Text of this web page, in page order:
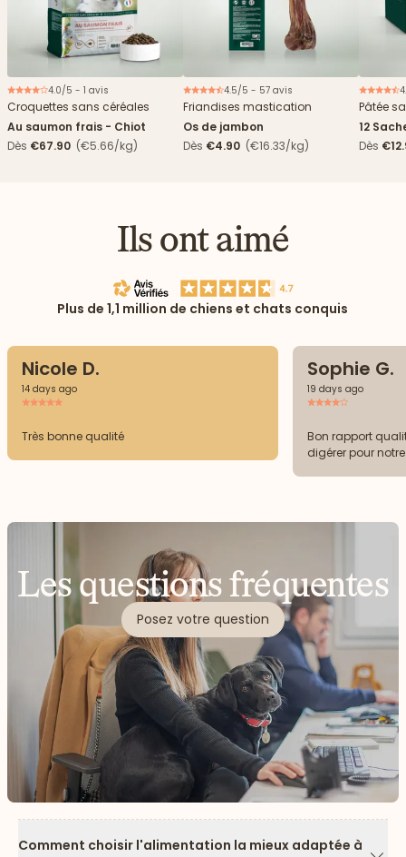
4.0/5 - 1 avis
Croquettes sans céréales
Au saumon frais - Chiot
Dès €67.90 (€5.66/kg)
4.5/5 - 57 avis
Friandises mastication
Os de jambon
Dès €4.90 (€16.33/kg)
Pâtée
12
Dès
Ils ont aimé
Plus de 1,1 million de chiens et chats conquis
Nicole D.
14 days ago
Très bonne qualité
Sophie G.
19 days ago
Bon rapport
digérer pour
Les questions fréquentes
Posez votre question
Comment choisir l'alimentation la mieux adaptée à